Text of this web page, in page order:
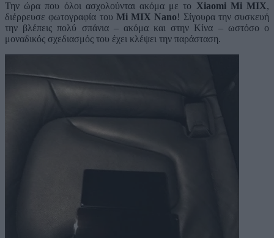
Την ώρα που όλοι ασχολούνται ακόμα με το Xiaomi Mi MIX,
διέρρευσε φωτογραφία του Mi MIX Nano! Σίγουρα την συσκευή
την βλέπεις πολύ σπάνια – ακόμα και στην Κίνα – ωστόσο ο
μοναδικός σχεδιασμός του έχει κλέψει την παράσταση.